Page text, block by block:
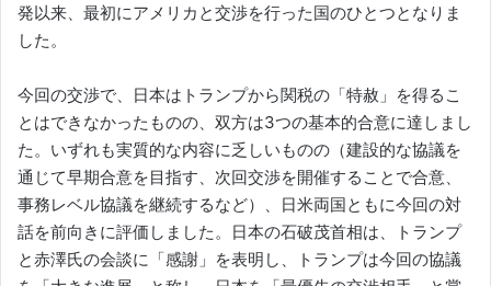
発以来、最初にアメリカと交渉を行った国のひとつとなりま
した。
今回の交渉で、日本はトランプから関税の「特赦」を得るこ
とはできなかったものの、双方は3つの基本的合意に達しまし
た。いずれも実質的な内容に乏しいものの（建設的な協議を
通じて早期合意を目指す、次回交渉を開催することで合意、
事務レベル協議を継続するなど）、日米両国ともに今回の対
話を前向きに評価しました。日本の石破茂首相は、トランプ
と赤澤氏の会談に「感謝」を表明し、トランプは今回の協議